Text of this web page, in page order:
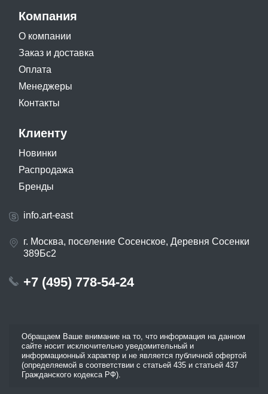
Компания
О компании
Заказ и доставка
Оплата
Менеджеры
Контакты
Клиенту
Новинки
Распродажа
Бренды
info.art-east
г. Москва, поселение Сосенское, Деревня Сосенки
389Бс2
+7 (495) 778-54-24
Обращаем Ваше внимание на то, что информация на данном
сайте носит исключительно уведомительный и
информационный характер и не является публичной офертой
(определяемой в соответствии с статьей 435 и статьей 437
Гражданского кодекса РФ).